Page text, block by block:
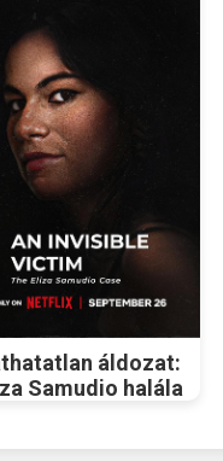
áldozat:
Samudio halála